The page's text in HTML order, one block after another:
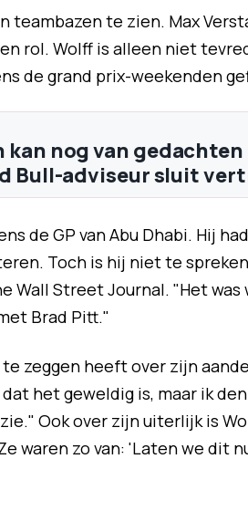
te zien. Max
rol. Wolff is alleen niet
de grand prix-weekenden
kan nog van gedachten
Bull-adviseur sluit
de GP van Abu Dhabi. Hij
Toch is hij niet te
Wall Street Journal. "Het
Brad Pitt."
zeggen heeft over zijn
het geweldig is, maar ik
Ook over zijn uiterlijk is
waren zo van: 'Laten we dit